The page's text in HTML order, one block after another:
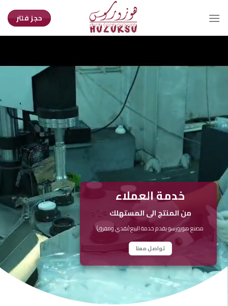
حجز فلتر
خدمة العملاء
من المنتج الى المستهلك
مصنع هوزورسو يقدم خدمة البيع (نقدي ومفرق)
تواصل معنا